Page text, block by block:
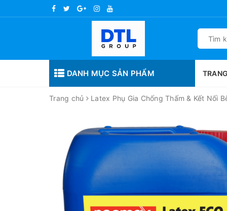
DANH MỤC SẢN PHẨM
Trang chủ Latex Phụ Gia Chống Thấm & Kết Nối